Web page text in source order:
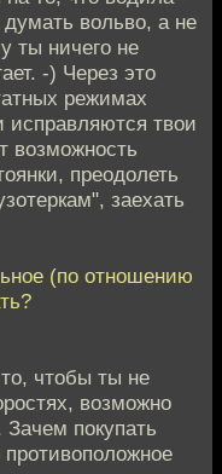
вольво, а не
ты ничего не
-) Через это
режимах
исправляются твои
возможность
преодолеть
заехать
(по отношению
чтобы ты не
возможно
Зачем покупать